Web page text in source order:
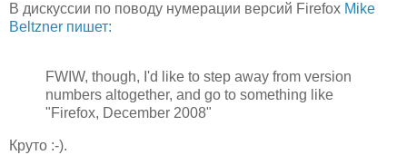
В дискуссии по поводу нумерации версий Firefox Mike
Beltzner пишет:
FWIW, though, I'd like to step away from version
numbers altogether, and go to something like
"Firefox, December 2008"
Круто :-).